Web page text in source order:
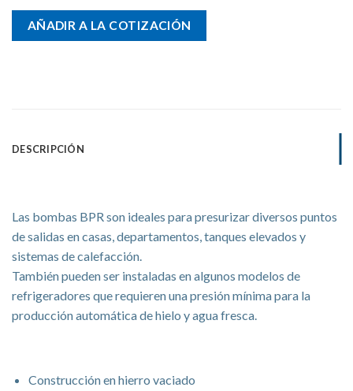
AÑADIR A LA COTIZACIÓN
DESCRIPCIÓN
Las bombas BPR son ideales para presurizar diversos puntos
de salidas en casas, departamentos, tanques elevados y
sistemas de calefacción.
También pueden ser instaladas en algunos modelos de
refrigeradores que requieren una presión mínima para la
producción automática de hielo y agua fresca.
Construcción en hierro vaciado